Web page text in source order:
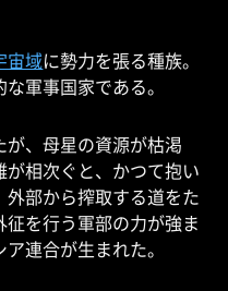
宙域に勢力を張る種族。
軍事国家である。
、母星の資源が枯渇
相次ぐと、かつて抱い
部から搾取する道をた
を行う軍部の力が強ま
連合が生まれた。